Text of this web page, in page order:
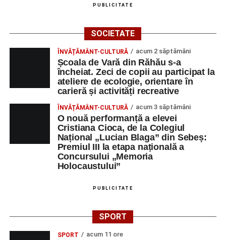
PUBLICITATE
SOCIETATE
ÎNVĂȚĂMÂNT-CULTURĂ acum 2 săptămâni
Școala de Vară din Răhău s-a
încheiat. Zeci de copii au participat la
ateliere de ecologie, orientare în
carieră și activități recreative
ÎNVĂȚĂMÂNT-CULTURĂ acum 3 săptămâni
O nouă performanță a elevei
Cristiana Cioca, de la Colegiul
Național „Lucian Blaga” din Sebeș:
Premiul III la etapa națională a
Concursului „Memoria
Holocaustului”
PUBLICITATE
SPORT
SPORT acum 11 ore